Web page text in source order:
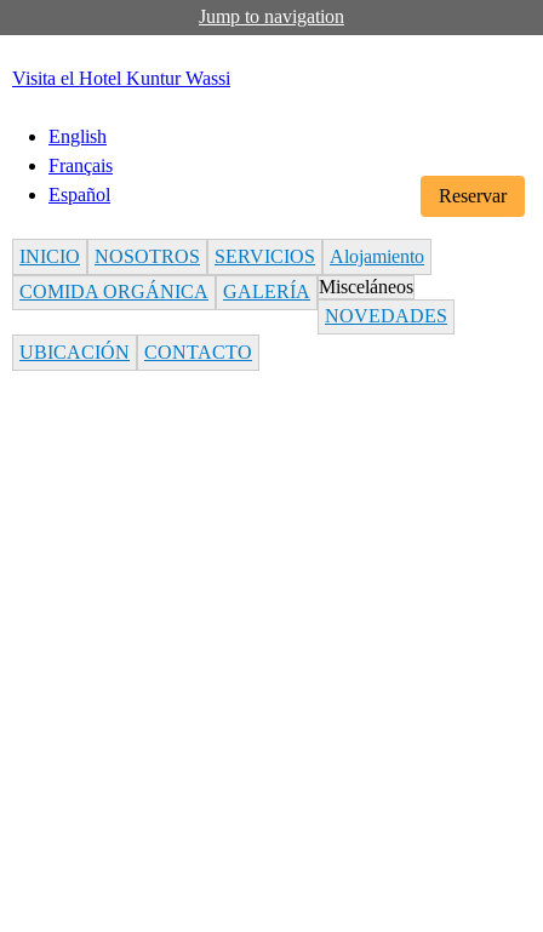
Jump to navigation
Visita el Hotel Kuntur Wassi
English
Français
Español
INICIO NOSOTROS SERVICIOS
Alojamiento
COMIDA ORGÁNICA
GALERÍA Misceláneos
NOVEDADES
UBICACIÓN
CONTACTO
Reservar